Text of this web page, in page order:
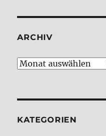
ARCHIV
Archiv
KATE­GO­RIEN